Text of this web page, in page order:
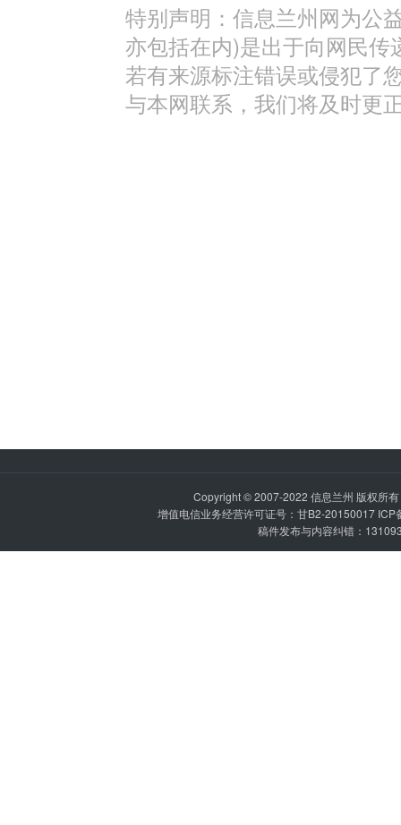
特别声明：信息兰州网为公
亦包括在内)是出于向网民
若有来源标注错误或侵犯了
与本网联系，我们将及时更
Copyright © 2007-2022 信息兰州 版权所
增值电信业务经营许可证号：甘B2-20150017 ICP
稿件发布与内容纠错：